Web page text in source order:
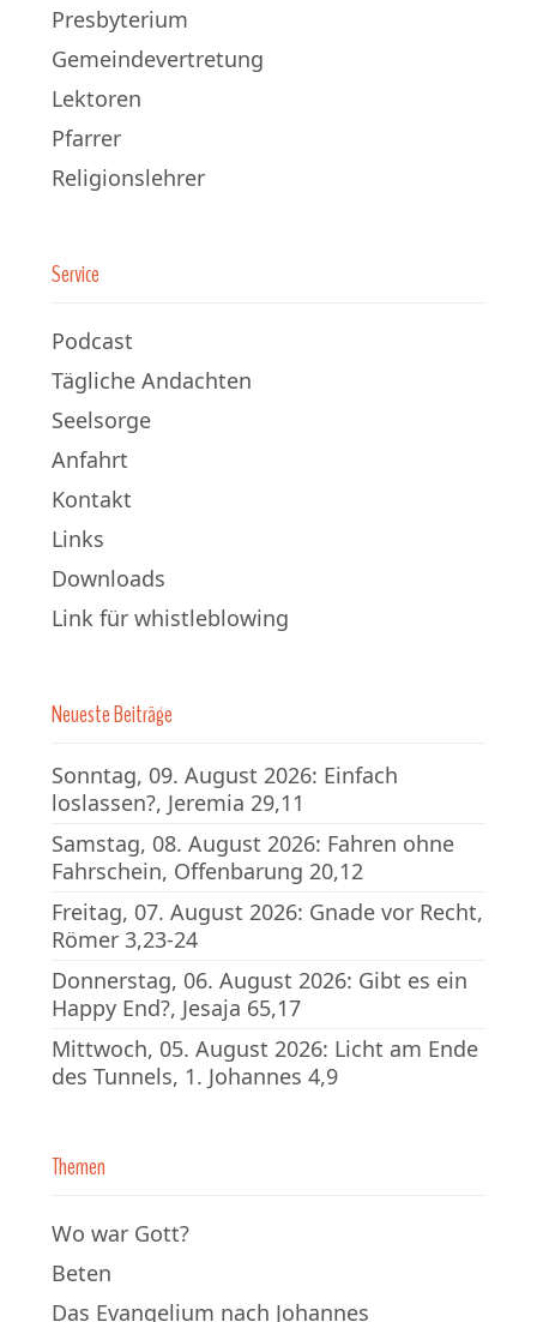
Presbyterium
Gemeindevertretung
Lektoren
Pfarrer
Religionslehrer
Service
Podcast
Tägliche Andachten
Seelsorge
Anfahrt
Kontakt
Links
Downloads
Link für whistleblowing
Neueste Beiträge
Sonntag, 09. August 2026: Einfach
loslassen?, Jeremia 29,11
Samstag, 08. August 2026: Fahren ohne
Fahrschein, Offenbarung 20,12
Freitag, 07. August 2026: Gnade vor Recht,
Römer 3,23-24
Donnerstag, 06. August 2026: Gibt es ein
Happy End?, Jesaja 65,17
Mittwoch, 05. August 2026: Licht am Ende
des Tunnels, 1. Johannes 4,9
Themen
Wo war Gott?
Beten
Das Evangelium nach Johannes